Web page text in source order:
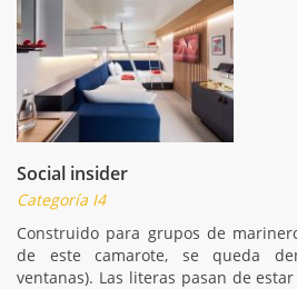
Social insider
Categoría I4
Construido para grupos de
de este camarote, se queda
ventanas). Las literas pasan de